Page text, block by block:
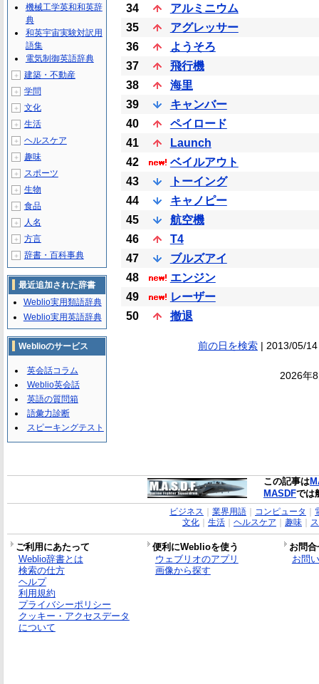
34
アルミニウム
35
アグレッサー
36
ようそろ
37
飛行機
38
海里
39
キャンバー
40
ペイロード
41
Launch
42
ベイルアウト
43
トーイング
44
キャノピー
45
航空機
46
T4
47
ブルズアイ
48
エンジン
49
レーザー
50
撤退
前の日を検索| 2013/05/
2026年
機械工学英和和英辞
典
和英宇宙実験対訳用
語集
電気制御英語辞典
＋ 建築・不動産
＋ 学問
＋ 文化
＋ 生活
＋ ヘルスケア
＋ 趣味
＋ スポーツ
＋ 生物
＋ 食品
＋ 人名
＋ 方言
＋ 辞書・百科事典
最近追加された辞書
Weblio実用類語辞典
Weblio実用英語辞典
Weblioのサービス
英会話コラム
Weblio英会話
英語の質問箱
語彙力診断
スピーキングテスト
この記事は
MASDFでは
ビジネス 業界用語｜ コンピュータ
文化｜ 生活｜ ヘルスケア 趣味｜
ご利用にあたって 便利にWeblioを使う
お問
Weblio辞書とは
検索の仕方
ヘルプ
利用規約
プライバシーポリシー
クッキー・アクセスデータ
について
ウェブリオのアプリ
画像から探す
お問